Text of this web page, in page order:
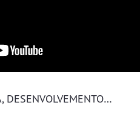
PROMOCIÓN ECONÓMICA, DESENVOLVEMENTO LOCAL E COMERCIO